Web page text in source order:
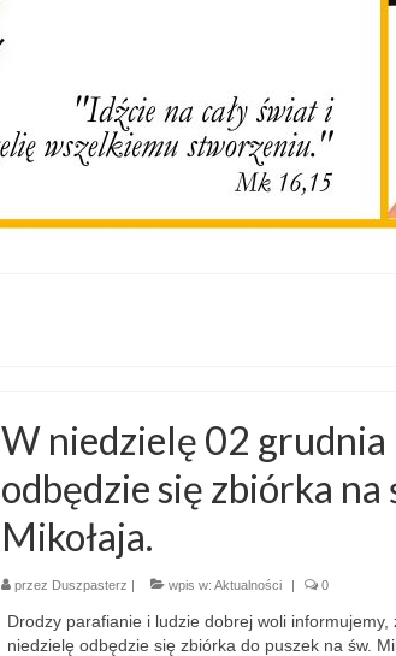
W niedzielę 02 grudnia
odbędzie się zbiórka na
Mikołaja.
przez Duszpasterz | wpis w: Aktualności | 0
Drodzy parafianie i ludzie dobrej woli informujemy,
niedzielę odbędzie się zbiórka do puszek na św.